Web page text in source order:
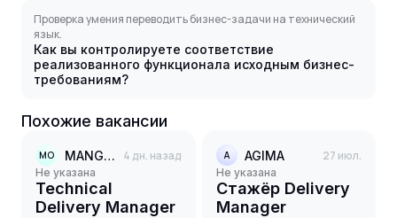
Проверка умения переводить бизнес-задачи на технический
язык.
Как вы контролируете соответствие
реализованного функционала исходным бизнес-
требованиям?
Похожие вакансии
MO MANGO OFFICE 4 дн. назад
Не указана
Technical
Delivery Manager
A AGIMA 27 июл.
Не указана
Стажёр Delivery
Manager